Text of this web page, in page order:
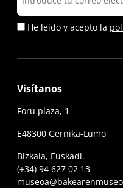
He leído y acepto la
Visítanos
Foru plaza, 1
E48300 Gernika-Lumo
Bizkaia, Euskadi.
(+34) 94 627 02 13